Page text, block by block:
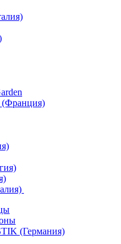
(Франция)
(Германия)